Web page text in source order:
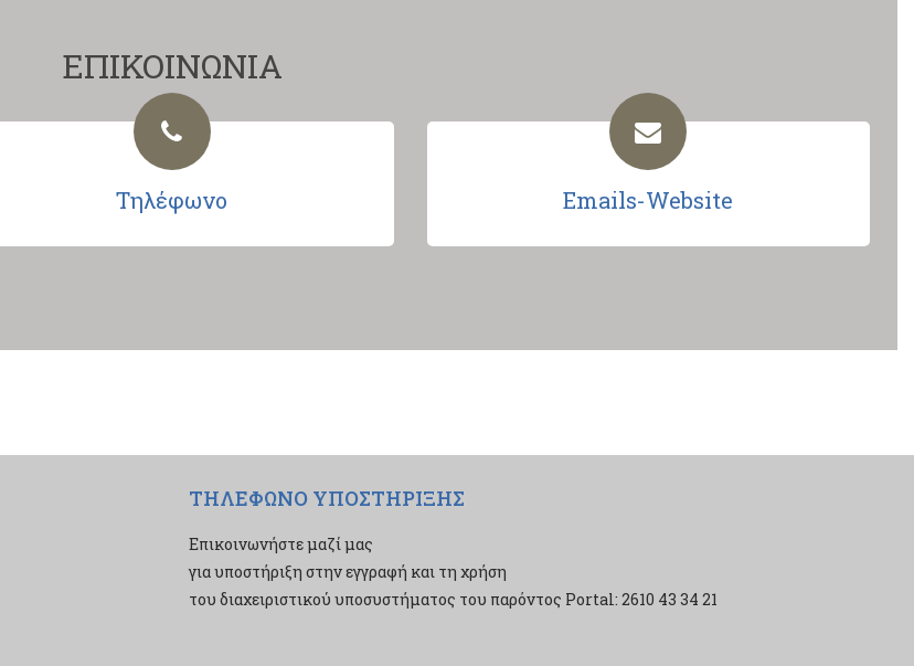
ΕΠΙΚΟΙΝΩΝΙΑ
Τηλέφωνο Emails-Website
ΤΗΛΕΦΩΝΟ ΥΠΟΣΤΗΡΙΞΗΣ
Επικοινωνήστε μαζί μας
για υποστήριξη στην εγγραφή και τη χρήση
του διαχειριστικού υποσυστήματος του παρόντος Portal: 2610 43 34 21